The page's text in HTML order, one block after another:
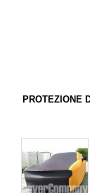
PROTEZIONE